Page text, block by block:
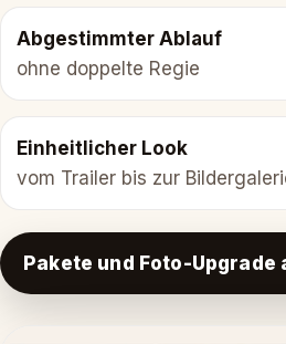
Abgestimmter Ablauf
ohne doppelte Regie
Einheitlicher Look
vom Trailer bis zur
Pakete und Foto-Upgrade